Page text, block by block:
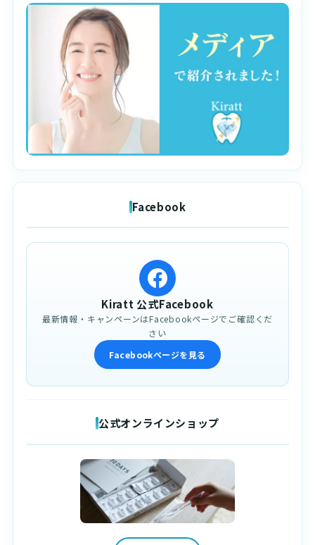
Facebook
Kiratt 公式Facebook
最新情報・キャンペーンはFacebookページでご確認くだ
さい
Facebookページを見る
公式オンラインショップ